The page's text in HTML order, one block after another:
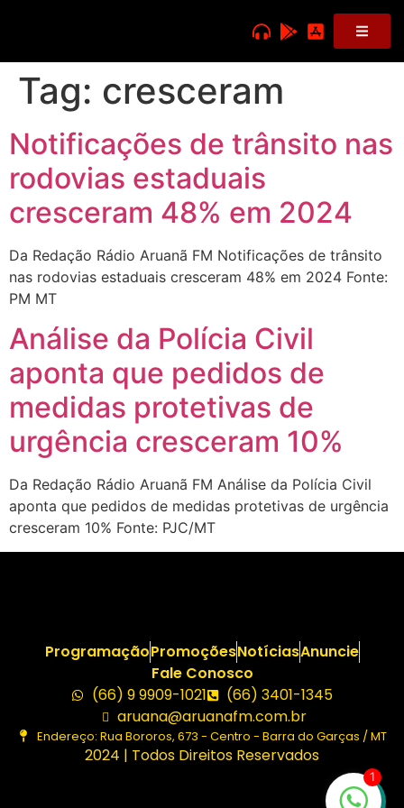
Tag: cresceram
Notificações de trânsito nas
rodovias estaduais
cresceram 48% em 2024
Da Redação Rádio Aruanã FM Notificações de trânsito
nas rodovias estaduais cresceram 48% em 2024 Fonte:
PM MT
Análise da Polícia Civil
aponta que pedidos de
medidas protetivas de
urgência cresceram 10%
Da Redação Rádio Aruanã FM Análise da Polícia Civil
aponta que pedidos de medidas protetivas de urgência
cresceram 10% Fonte: PJC/MT
ProgramaçãoPromoçõesNotíciasAnuncie
Fale Conosco
(66) 9 9909-1021
(66) 3401-1345
aruana@aruanafm.com.br
Endereço: Rua Bororos, 673 - Centro - Barra do Garças / MT
2024 | Todos Direitos Reservados
1